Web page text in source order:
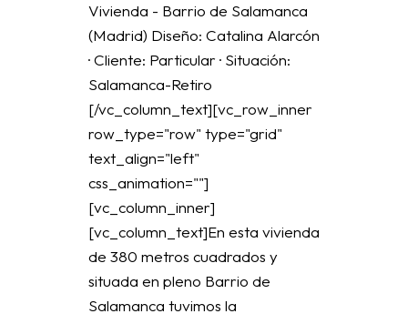
Vivienda - Barrio de Salamanca
(Madrid) Diseño: Catalina Alarcón
· Cliente: Particular · Situación:
Salamanca-Retiro
[/vc_column_text][vc_row_inner
row_type="row" type="grid"
text_align="left"
css_animation=""]
[vc_column_inner]
[vc_column_text]En esta vivienda
de 380 metros cuadrados y
situada en pleno Barrio de
Salamanca tuvimos la